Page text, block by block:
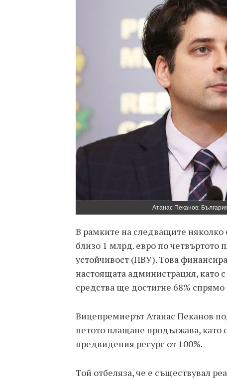
Атанас Пеканов:
В рамките на следващите няколко
близо 1 млрд. евро по четвъртото
устойчивост (ПВУ). Това
настоящата администрация, като
средства ще достигне 68%
Вицепремиерът Атанас Пеканов
петото плащане продължава, като
предвидения ресурс от 100%.
Той отбеляза, че е съществувал